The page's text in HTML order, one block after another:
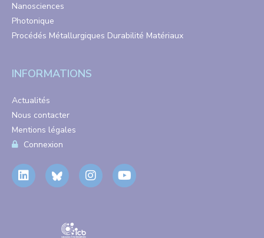
Nanosciences
Photonique
Procédés Métallurgiques Durabilité Matériaux
INFORMATIONS
Actualités
Nous contacter
Mentions légales
Connexion